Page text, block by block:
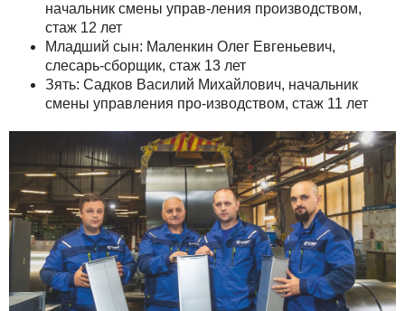
начальник смены управ-ления производством,
стаж 12 лет
Младший сын: Маленкин Олег Евгеньевич,
слесарь-сборщик, стаж 13 лет
Зять: Садков Василий Михайлович, начальник
смены управления про-изводством, стаж 11 лет